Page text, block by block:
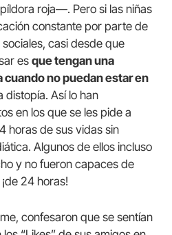
roja—. Pero si las niñas
constante por parte de
casi desde que
es que tengan una
no puedan estar en
distopía. Así lo han
en los que se les pide a
horas de sus vidas sin
Algunos de ellos incluso
y no fueron capaces de
24 horas!
confesaron que se sentían